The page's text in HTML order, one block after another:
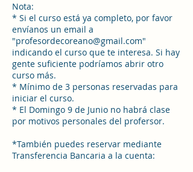
Nota:
* Si el curso está ya completo, por favor
envíanos un email a
"profesordecoreano@gmail.com"
indicando el curso que te interesa. Si hay
gente suficiente podríamos abrir otro
curso más.
* Mínimo de 3 personas reservadas para
iniciar el curso.
* El Domingo 9 de Junio no habrá clase
por motivos personales del profersor.
*También puedes reservar mediante
Transferencia Bancaria a la cuenta: